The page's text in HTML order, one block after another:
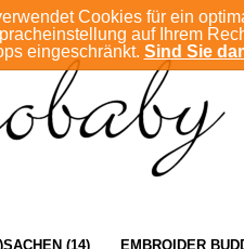
Cookies für ein
auf Ihrem
eingeschränkt. Sind Sie
(14) EMBROIDER